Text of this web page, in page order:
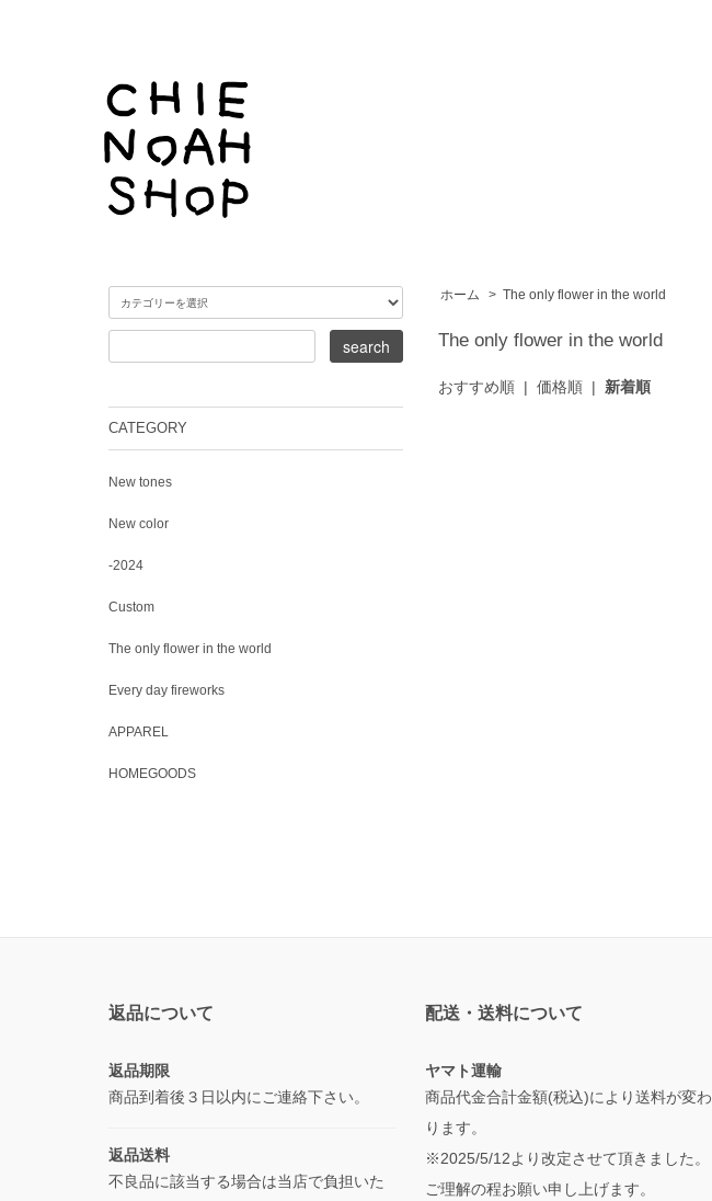
ホーム > The only flower in the world
The only flower in the world
おすすめ順| 価格順| 新着順
CATEGORY
New tones
New color
-2024
Custom
The only flower in the world
Every day fireworks
APPAREL
HOMEGOODS
返品について
返品期限
商品到着後３日以内にご連絡下さい。
返品送料
不良品に該当する場合は当店で負担いた
配送・送料について
ヤマト運輸
商品代金合計金額(税込)により送料が変わ
ります。
※2025/5/12より改定させて頂きました。
ご理解の程お願い申し上げます。